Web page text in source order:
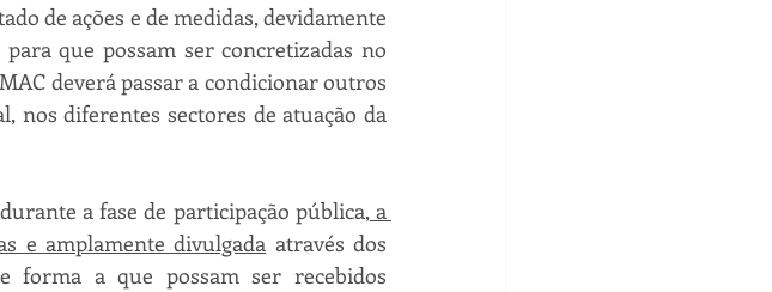
de ações e de medidas, devidamente
que possam ser concretizadas no
deverá passar a condicionar outros
nos diferentes sectores de atuação da
a fase de participação pública, a
e amplamente divulgada através dos
forma a que possam ser recebidos